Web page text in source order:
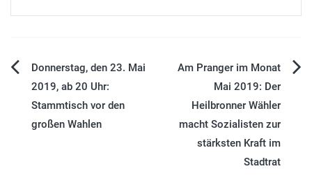
Beitragsnavigation
Donnerstag, den 23. Mai
2019, ab 20 Uhr:
Stammtisch vor den
großen Wahlen
Am Pranger im Monat
Mai 2019: Der
Heilbronner Wähler
macht Sozialisten zur
stärksten Kraft im
Stadtrat